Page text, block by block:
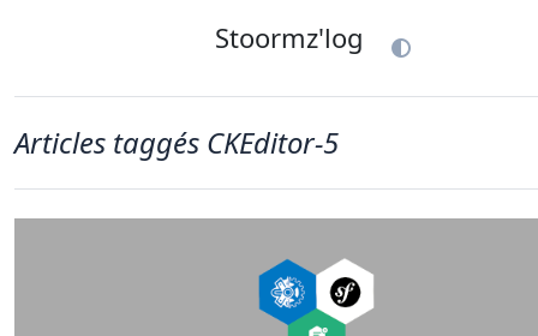
Stoormz'log
Articles taggés CKEditor-5